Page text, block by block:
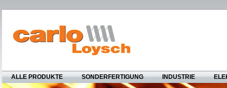
ALLE PRODUKTE SONDERFERTIGUNG INDUSTRIE